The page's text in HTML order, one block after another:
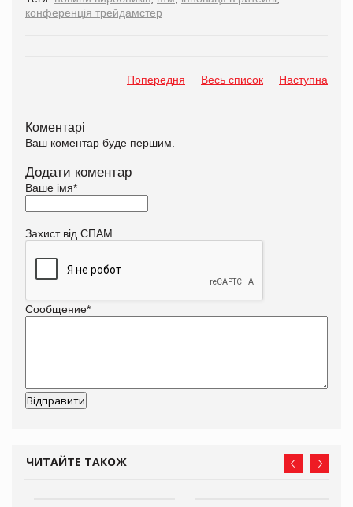
конференція трейдамстер
Попередня Весь список Наступна
Коментарі
Ваш коментар буде першим.
Додати коментар
Ваше імя*
Захист від СПАМ
Сообщение*
ЧИТАЙТЕ ТАКОЖ